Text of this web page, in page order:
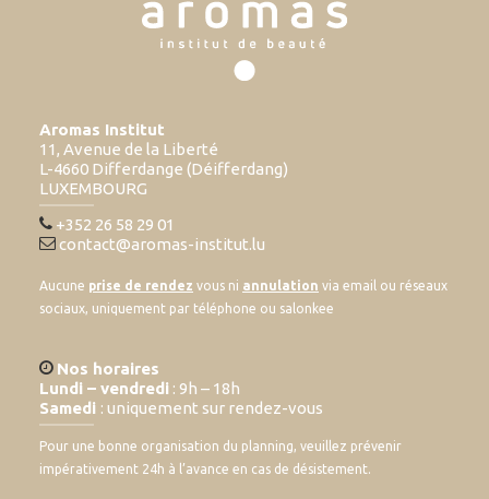
Aromas Institut
11, Avenue de la Liberté
L-4660 Differdange (Déifferdang)
LUXEMBOURG
+352 26 58 29 01
contact@aromas-institut.lu
Aucune prise de rendez vous ni annulation via email ou réseaux
sociaux, uniquement par téléphone ou salonkee
Nos horaires
Lundi – vendredi : 9h – 18h
Samedi : uniquement sur rendez-vous
Pour une bonne organisation du planning, veuillez prévenir
impérativement 24h à l’avance en cas de désistement.